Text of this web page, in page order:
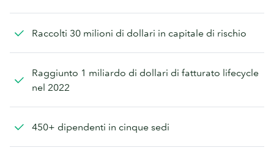
Raccolti 30 milioni di dollari in capitale di rischio
Raggiunto 1 miliardo di dollari di fatturato lifecycle
nel 2022
450+ dipendenti in cinque sedi